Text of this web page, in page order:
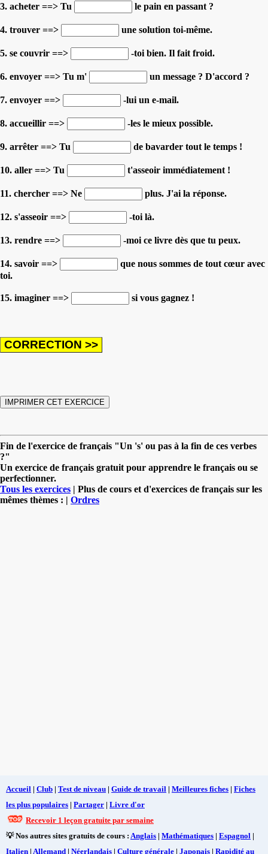
3. acheter ==> Tu le pain en passant ?
4. trouver ==> une solution toi-même.
5. se couvrir ==> -toi bien. Il fait froid.
6. envoyer ==> Tu m' un message ? D'accord ?
7. envoyer ==> -lui un e-mail.
8. accueillir ==> -les le mieux possible.
9. arrêter ==> Tu de bavarder tout le temps !
10. aller ==> Tu t'asseoir immédiatement !
11. chercher ==> Ne plus. J'ai la réponse.
12. s'asseoir ==> -toi là.
13. rendre ==> -moi ce livre dès que tu peux.
14. savoir ==>
que nous sommes de tout cœur avec
toi.
15. imaginer ==> si vous gagnez !
Fin de l'exercice de français "Un 's' ou pas à la fin de ces verbes
?"
Un exercice de français gratuit pour apprendre le français ou se
perfectionner.
Tous les exercices | Plus de cours et d'exercices de français sur les
mêmes thèmes : | Ordres
Accueil | Club | Test de niveau | Guide de travail | Meilleures fiches | Fiches
les plus populaires | Partager | Livre d'or
Recevoir 1 leçon gratuite par semaine
💡 Nos autres sites gratuits de cours : Anglais | Mathématiques | Espagnol |
Italien | Allemand | Néerlandais | Culture générale | Japonais | Rapidité au